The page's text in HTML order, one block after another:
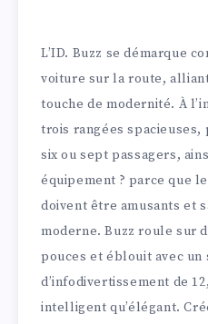
L’ID. Buzz se démarque
voiture sur la route,
touche de modernité. À
trois rangées
six ou sept passagers,
équipement ? parce que
doivent être amusants et
moderne. Buzz roule sur
pouces et éblouit avec un
d’infodivertissement de
intelligent qu’élégant.